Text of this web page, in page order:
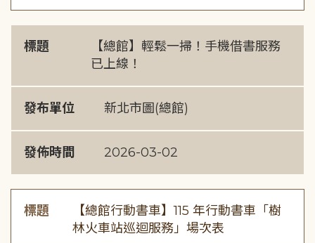
標題
【總館】輕鬆一掃！手機借書服務
已上線！
發布單位 新北市圖(總館)
發佈時間 2026-03-02
標題
【總館行動書車】115 年行動書車「樹
林火車站巡迴服務」場次表